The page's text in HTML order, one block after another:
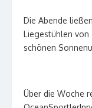
Die Abende
Liegestühlen von
schönen
Über die Woche